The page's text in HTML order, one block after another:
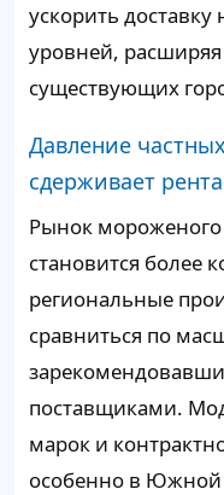
ускорить доставку
уровней,
существующих
Давление
сдерживает
Рынок
становится более
региональные
сравниться по
поставщиками.
марок и
особенно в Южной